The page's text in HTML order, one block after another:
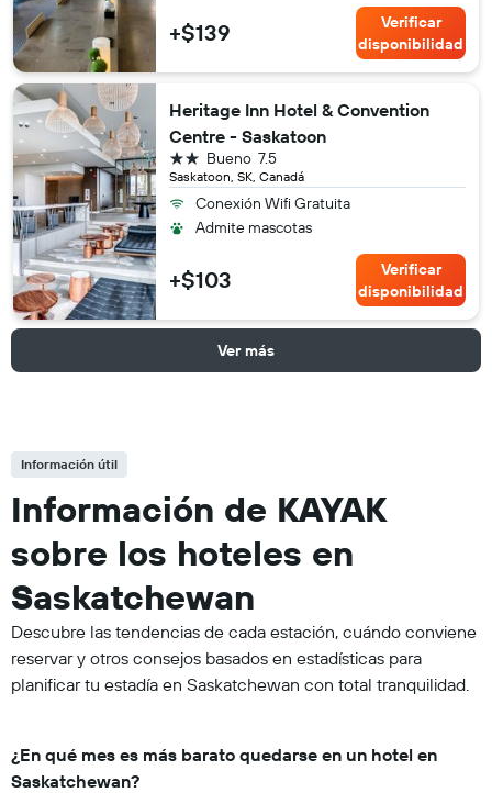
+$139
Verificar
disponibilidad
Heritage Inn Hotel & Convention
Centre - Saskatoon
Saskatoon, SK, Canadá
7.5
Bueno
2 estrellas
Conexión Wifi Gratuita
Admite mascotas
+$103
Verificar
disponibilidad
Ver más
Información útil
Información de KAYAK
sobre los hoteles en
Saskatchewan
Descubre las tendencias de cada estación, cuándo conviene
reservar y otros consejos basados en estadísticas para
planificar tu estadía en Saskatchewan con total tranquilidad.
¿En qué mes es más barato quedarse en un hotel en
Saskatchewan?